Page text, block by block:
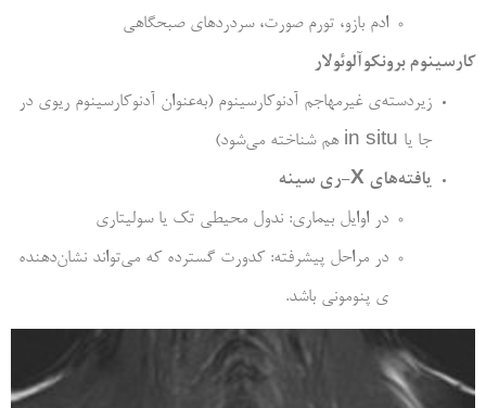
ادم بازو، تورم صورت، سردردهای صبحگاهی
کارسینوم برونکوآلوئولار
زیردسته­‌ی غیرمهاجم آدنوکارسینوم (به‌­عنوان آدنوکارسینوم ریوی در
جا یا in situ هم شناخته می­‌شود)
یافته­‌های X-ری سینه
در اوایل بیماری: ندول محیطی تک یا سولیتاری
در مراحل پیشرفته: کدورت گسترده که می‌­تواند نشان­‌دهنده­‌
ی پنومونی باشد.